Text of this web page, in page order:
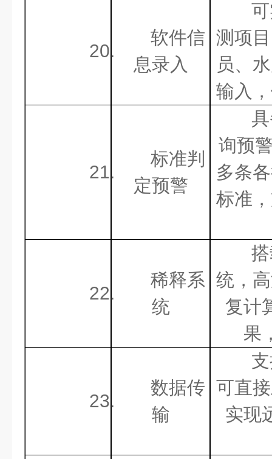
20.
软件信
息录入
测项
员、
输入
21.
标准判
定预警
询预
多条
标准
22.
稀释系
统
统，
复计
果
23.
数据传
输
可直
实现